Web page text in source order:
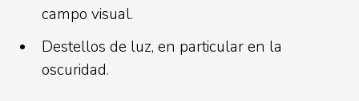
campo visual.
Destellos de luz, en particular en la
oscuridad.